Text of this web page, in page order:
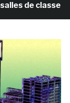
classe des